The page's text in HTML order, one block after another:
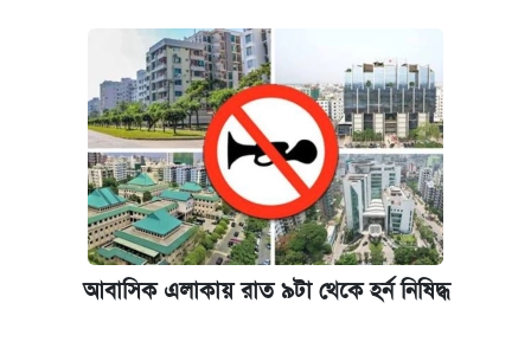
আবাসিক এলাকায় রাত ৯টা থেকে হর্ন নিষিদ্ধ